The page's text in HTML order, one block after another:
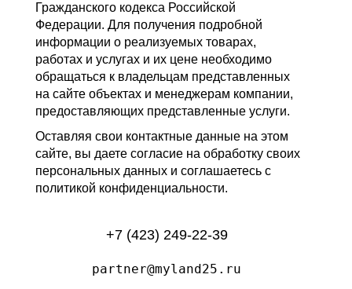
Гражданского кодекса Российской
Федерации. Для получения подробной
информации о реализуемых товарах,
работах и услугах и их цене необходимо
обращаться к владельцам представленных
на сайте объектах и менеджерам компании,
предоставляющих представленные услуги.
Оставляя свои контактные данные на этом
сайте, вы даете согласие на обработку своих
персональных данных и соглашаетесь с
политикой конфиденциальности.
+7 (423) 249-22-39
partner@myland25.ru